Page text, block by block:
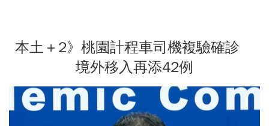
本土＋2》桃園計程車司機複驗確診
境外移入再添42例